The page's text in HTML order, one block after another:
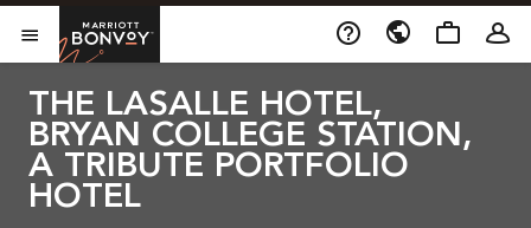
Skip to Content
Abrir el menú
Marriott Bonvoy
THE LASALLE HOTEL,
BRYAN COLLEGE STATION,
A TRIBUTE PORTFOLIO
HOTEL